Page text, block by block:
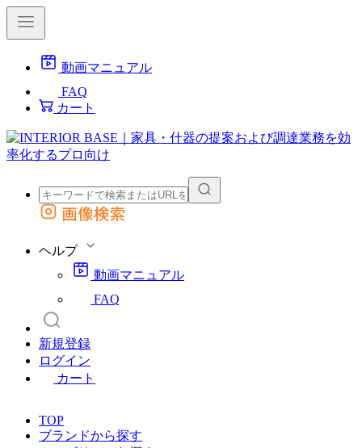
動画マニュアル
FAQ
カート
外部サイトの商品をカートに追加
画像検索
ヘルプ
動画マニュアル
FAQ
新規登録
ログイン
カート
TOP
ブランドから探す